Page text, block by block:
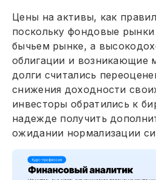
Цены на активы, как
поскольку фондовые рынки
бычьем рынке, а
облигации и возникающие
долги считались
снижения доходности
инвесторы обратились к
надежде получить
ожидании нормализации